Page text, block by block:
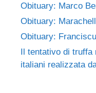
Obituary: Marco
Obituary:
Obituary:
Il tentativo di truffa
italiani realizzata